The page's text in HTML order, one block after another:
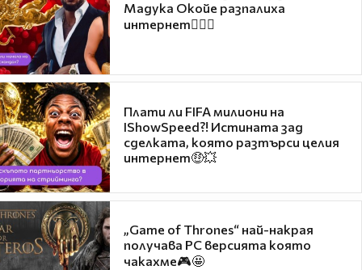
Мадука Окойе разпалиха
интернет❤️‍🔥🔥
Плати ли FIFA милиони на
IShowSpeed?! Истината зад
сделката, която разтърси целия
интернет🤑💥
„Game of Thrones“ най-накрая
получава PC версията която
чакахме🎮🤩